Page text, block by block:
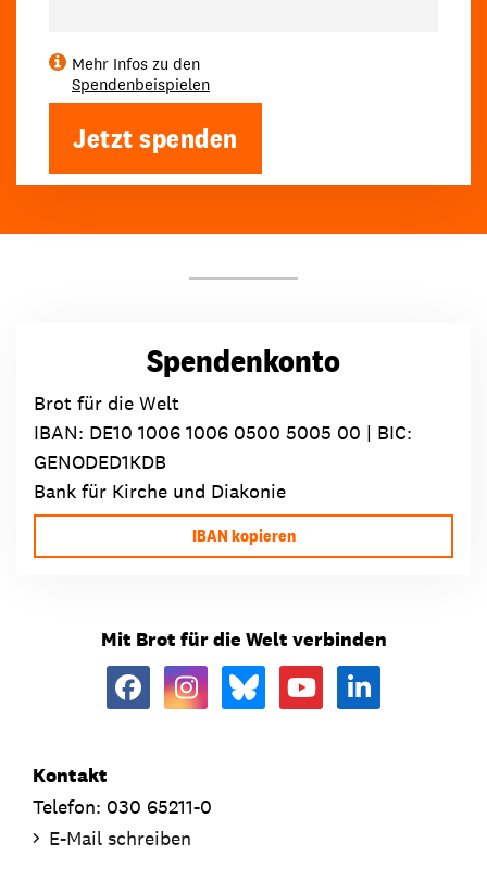
Mehr Infos zu den
Spendenbeispielen
Jetzt spenden
Spendenkonto
Brot für die Welt
IBAN: DE10 1006 1006 0500 5005 00 | BIC:
GENODED1KDB
Bank für Kirche und Diakonie
IBAN kopieren
Mit Brot für die Welt verbinden
Kontakt
Telefon: 030 65211-0
E-Mail schreiben